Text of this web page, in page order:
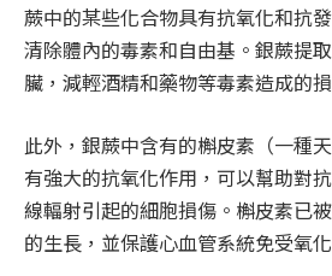
蕨中的某些化合物具有抗氧化和抗
清除體內的毒素和自由基。銀蕨提
臟，減輕酒精和藥物等毒素造成的
此外，銀蕨中含有的槲皮素（一種
有強大的抗氧化作用，可以幫助對
線輻射引起的細胞損傷。槲皮素已
的生長，並保護心血管系統免受氧